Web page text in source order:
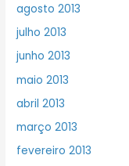
agosto 2013
julho 2013
junho 2013
maio 2013
abril 2013
março 2013
fevereiro 2013